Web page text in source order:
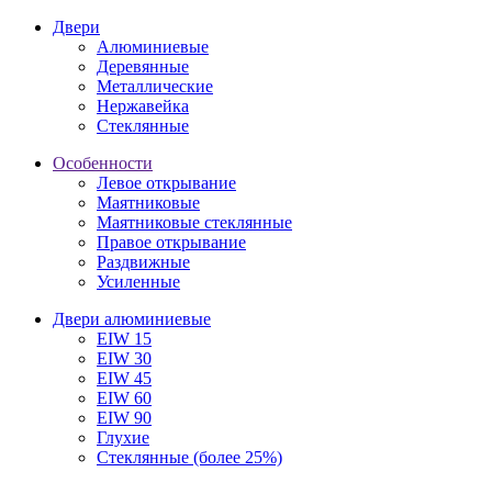
Двери
Алюминиевые
Деревянные
Металлические
Нержавейка
Стеклянные
Особенности
Левое открывание
Маятниковые
Маятниковые стеклянные
Правое открывание
Раздвижные
Усиленные
Двери алюминиевые
EIW 15
EIW 30
EIW 45
EIW 60
EIW 90
Глухие
Стеклянные (более 25%)